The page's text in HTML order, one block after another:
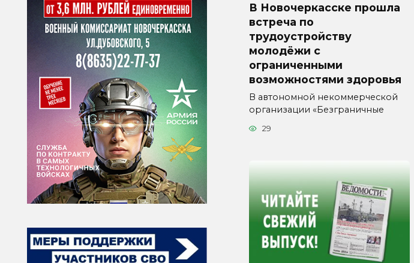
В Новочеркасске прошла
встреча по
трудоустройству
молодёжи с
ограниченными
возможностями здоровья
В автономной некоммерческой
организации «Безграничные
29